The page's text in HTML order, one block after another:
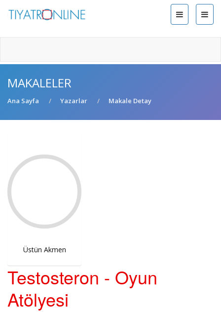
MAKALELER
Ana Sayfa Yazarlar Makale Detay
Üstün Akmen
Testosteron - Oyun
Atölyesi